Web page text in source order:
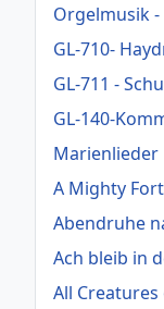
Orgelmusik
GL-710-
GL-711 -
GL-140-
Marienlieder
A Mighty
Abendruhe
Ach bleib in
All